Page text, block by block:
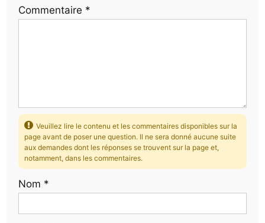
Commentaire *
Veuillez lire le contenu et les commentaires disponibles sur la
page avant de poser une question. Il ne sera donné aucune suite
aux demandes dont les réponses se trouvent sur la page et,
notamment, dans les commentaires.
Nom *